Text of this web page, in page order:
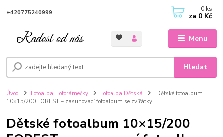
Menu
Hledat
+420775240999 0 ks
za 0 Kč
Úvod Fotoalba, Fotorámečky Fotoalba Dětská
Dětské fotoalbum
10×15/200 FOREST – zasunovací fotoalbum se zvířátky
Dětské fotoalbum 10×15/200